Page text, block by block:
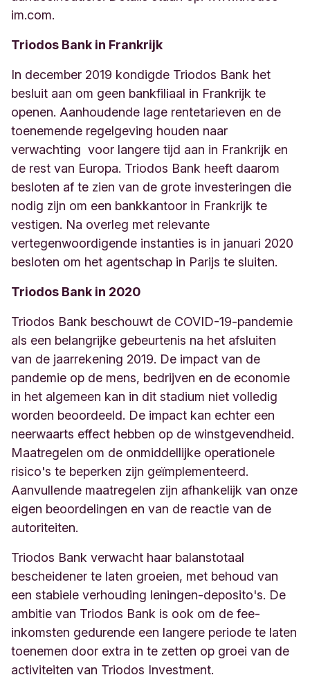
im.com.
Triodos Bank in Frankrijk
In december 2019 kondigde Triodos Bank het
besluit aan om geen bankfiliaal in Frankrijk te
openen. Aanhoudende lage rentetarieven en de
toenemende regelgeving houden naar
verwachting voor langere tijd aan in Frankrijk en
de rest van Europa. Triodos Bank heeft daarom
besloten af te zien van de grote investeringen die
nodig zijn om een ​​bankkantoor in Frankrijk te
vestigen. Na overleg met relevante
vertegenwoordigende instanties is in januari 2020
besloten om het agentschap in Parijs te sluiten.
Triodos Bank in 2020
Triodos Bank beschouwt de COVID-19-pandemie
als een belangrijke gebeurtenis na het afsluiten
van de jaarrekening 2019. De impact van de
pandemie op de mens, bedrijven en de economie
in het algemeen kan in dit stadium niet volledig
worden beoordeeld. De impact kan echter een
neerwaarts effect hebben op de winstgevendheid.
Maatregelen om de onmiddellijke operationele
risico's te beperken zijn geïmplementeerd.
Aanvullende maatregelen zijn afhankelijk van onze
eigen beoordelingen en van de reactie van de
autoriteiten.
Triodos Bank verwacht haar balanstotaal
bescheidener te laten groeien, met behoud van
een stabiele verhouding leningen-deposito's. De
ambitie van Triodos Bank is ook om de fee-
inkomsten gedurende een langere periode te laten
toenemen door extra in te zetten op groei van de
activiteiten van Triodos Investment.